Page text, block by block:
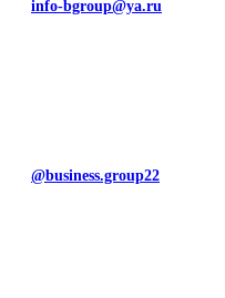
info-bgroup@ya.ru
@business.group22